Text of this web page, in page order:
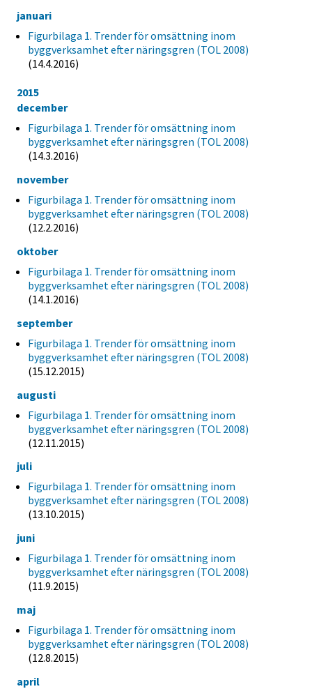
januari
Figurbilaga 1. Trender för omsättning inom
byggverksamhet efter näringsgren (TOL 2008)
(14.4.2016)
2015
december
Figurbilaga 1. Trender för omsättning inom
byggverksamhet efter näringsgren (TOL 2008)
(14.3.2016)
november
Figurbilaga 1. Trender för omsättning inom
byggverksamhet efter näringsgren (TOL 2008)
(12.2.2016)
oktober
Figurbilaga 1. Trender för omsättning inom
byggverksamhet efter näringsgren (TOL 2008)
(14.1.2016)
september
Figurbilaga 1. Trender för omsättning inom
byggverksamhet efter näringsgren (TOL 2008)
(15.12.2015)
augusti
Figurbilaga 1. Trender för omsättning inom
byggverksamhet efter näringsgren (TOL 2008)
(12.11.2015)
juli
Figurbilaga 1. Trender för omsättning inom
byggverksamhet efter näringsgren (TOL 2008)
(13.10.2015)
juni
Figurbilaga 1. Trender för omsättning inom
byggverksamhet efter näringsgren (TOL 2008)
(11.9.2015)
maj
Figurbilaga 1. Trender för omsättning inom
byggverksamhet efter näringsgren (TOL 2008)
(12.8.2015)
april